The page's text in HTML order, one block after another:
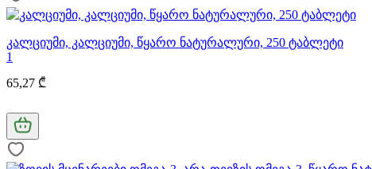
კალციუმი, კალციუმი, წყარო ნატურალური, 250 ტაბლეტი
1
65,27 ₾